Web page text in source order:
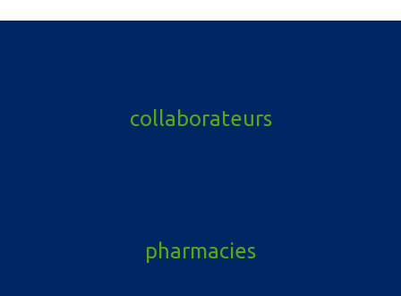
collaborateurs
pharmacies